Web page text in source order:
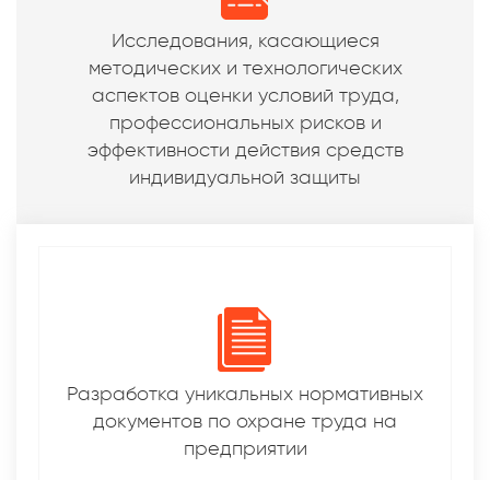
Исследования, касающиеся
методических и технологических
аспектов оценки условий труда,
профессиональных рисков и
эффективности действия средств
индивидуальной защиты
Разработка уникальных нормативных
документов по охране труда на
предприятии